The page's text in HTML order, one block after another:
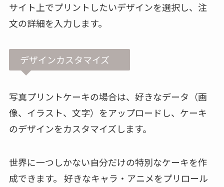
サイト上でプリントしたいデザインを選択し、注
文の詳細を入力します。
デザインカスタマイズ
写真プリントケーキの場合は、好きなデータ（画
像、イラスト、文字）をアップロードし、ケーキ
のデザインをカスタマイズします。
世界に一つしかない自分だけの特別なケーキを作
成できます。 好きなキャラ・アニメをプリロール